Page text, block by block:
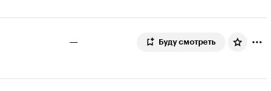
— Буду смотреть